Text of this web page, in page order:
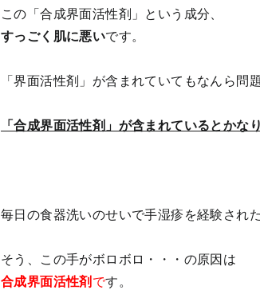
この「合成界面活性剤」という成分、
すっごく肌に悪いです。
「界面活性剤」が含まれていてもなんら問
「合成界面活性剤」が含まれているとかな
毎日の食器洗いのせいで手湿疹を経験され
そう、この手がボロボロ・・・の原因は
合成界面活性剤です。